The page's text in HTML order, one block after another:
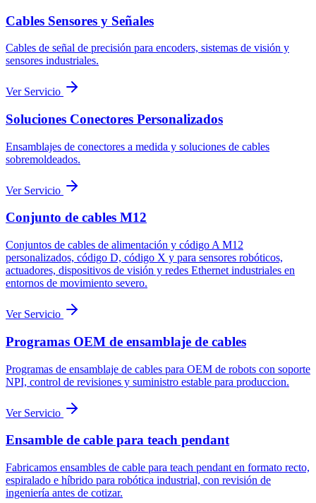
Cables Sensores y Señales
Cables de señal de precisión para encoders, sistemas de visión y
sensores industriales.
Ver Servicio
Soluciones Conectores Personalizados
Ensamblajes de conectores a medida y soluciones de cables
sobremoldeados.
Ver Servicio
Conjunto de cables M12
Conjuntos de cables de alimentación y código A M12
personalizados, código D, código X y para sensores robóticos,
actuadores, dispositivos de visión y redes Ethernet industriales en
entornos de movimiento severo.
Ver Servicio
Programas OEM de ensamblaje de cables
Programas de ensamblaje de cables para OEM de robots con soporte
NPI, control de revisiones y suministro estable para produccion.
Ver Servicio
Ensamble de cable para teach pendant
Fabricamos ensambles de cable para teach pendant en formato recto,
espiralado e híbrido para robótica industrial, con revisión de
ingeniería antes de cotizar.